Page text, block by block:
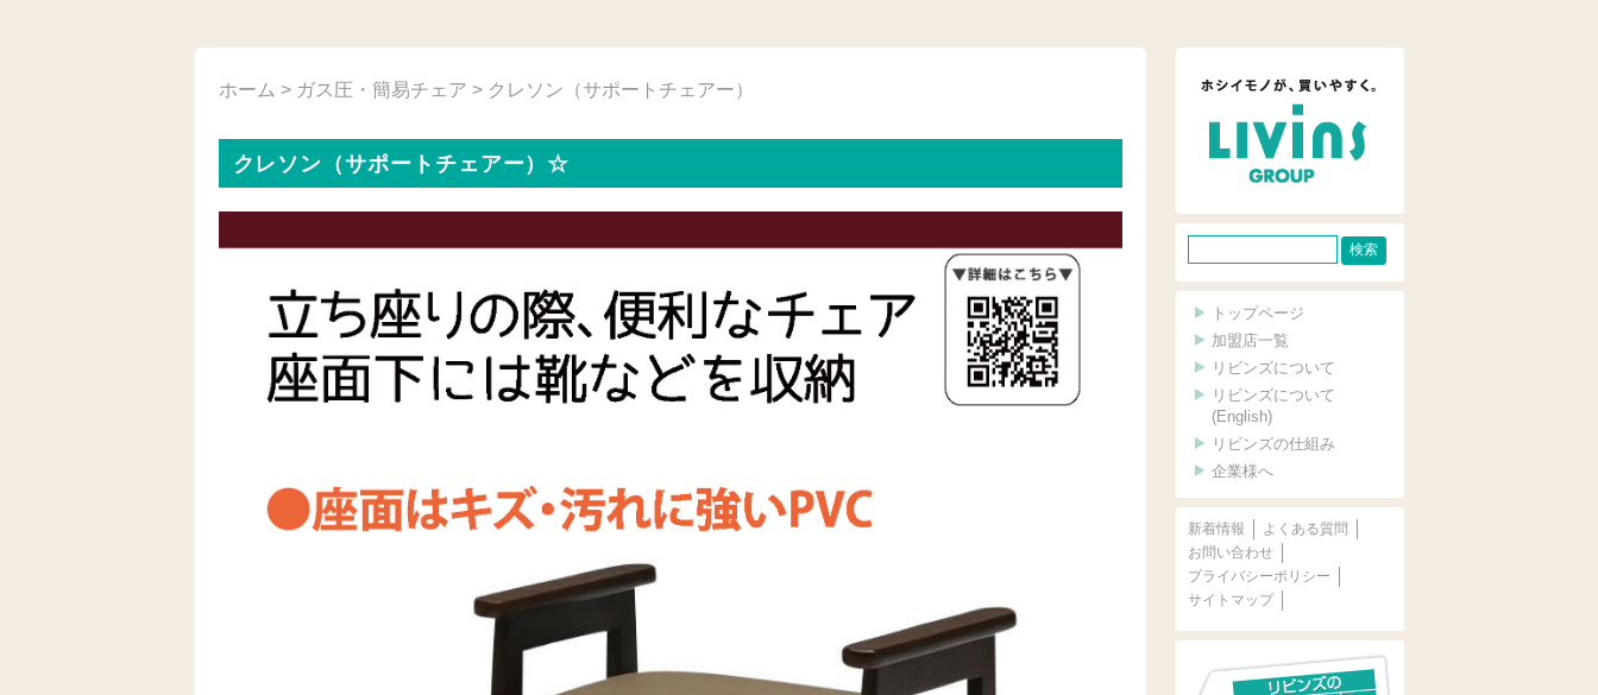
ホーム > ガス圧・簡易チェア > クレソン（サポートチェアー）
クレソン（サポートチェアー）☆
イ
ト
内
検
索
トップページ
加盟店一覧
リビンズについて
リビンズについて
(English)
リビンズの仕組み
企業様へ
新着情報
よくある質問
お問い合わせ
プライバシーポリシー
サイトマップ